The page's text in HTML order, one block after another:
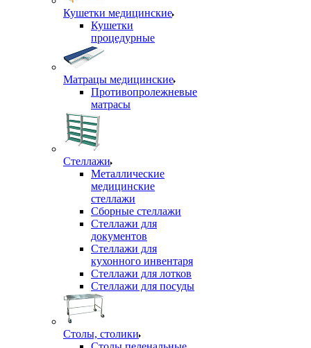
Кушетки медицинские
Кушетки
процедурные
Матрацы медицинские
Противопролежневые
матрасы
Стеллажи
Металлические
медицинские
стеллажи
Сборные стеллажи
Стеллажи для
документов
Стеллажи для
кухонного инвентаря
Стеллажи для лотков
Стеллажи для посуды
Столы, столики